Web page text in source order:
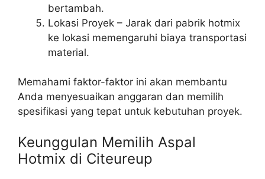
bertambah.
Lokasi Proyek – Jarak dari pabrik hotmix
ke lokasi memengaruhi biaya transportasi
material.
Memahami faktor-faktor ini akan membantu
Anda menyesuaikan anggaran dan memilih
spesifikasi yang tepat untuk kebutuhan proyek.
Keunggulan Memilih Aspal
Hotmix di Citeureup